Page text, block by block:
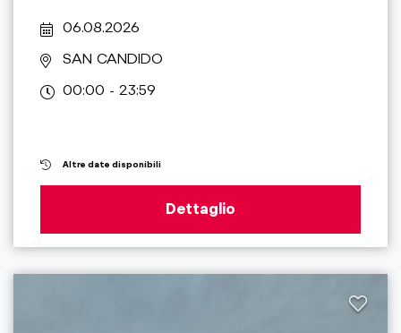
06.08.2026
SAN CANDIDO
00:00 - 23:59
Altre date disponibili
Dettaglio